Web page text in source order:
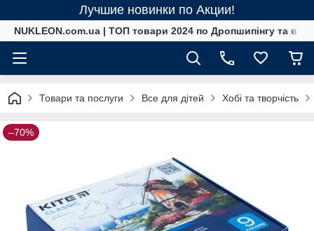
Лучшие новинки по Акции!
NUKLEON.com.ua | ТОП товари 2024 по Дропшипінгу та в
Товари та послуги Все для дітей Хобі та творчість
–70%